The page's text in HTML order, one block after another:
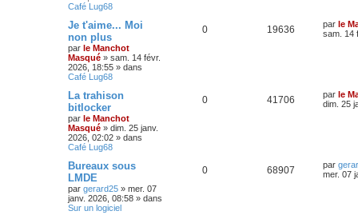
Café Lug68
Je t'aime... Moi
non plus
par le Manchot
Masqué » sam. 14 févr.
2026, 18:55 » dans
Café Lug68
0 19636 par le
sam. 14
La trahison
bitlocker
par le Manchot
Masqué » dim. 25 janv.
2026, 02:02 » dans
Café Lug68
0 41706 par le
dim. 25
Bureaux sous
LMDE
par gerard25 » mer. 07
janv. 2026, 08:58 » dans
Sur un logiciel
0 68907 par
mer. 07